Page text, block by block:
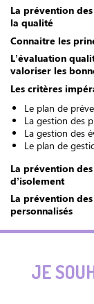
La prévention
la qualité
Connaitre les
L’évaluation
valoriser les
Les critères
Le plan de
La gestion des
La gestion des
Le plan de
La prévention
d’isolement
La prévention
personnalisés
JE